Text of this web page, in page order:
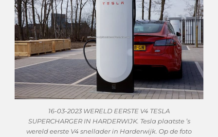
16-03-2023 WERELD EERSTE V4 TESLA
SUPERCHARGER IN HARDERWIJK. Tesla plaatste ’s
wereld eerste V4 snellader in Harderwijk. Op de foto